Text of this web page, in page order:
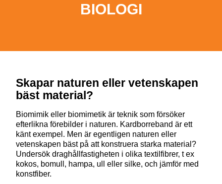
BIOLOGI
Skapar naturen eller vetenskapen
bäst material?
Biomimik eller biomimetik är teknik som försöker
efterlikna förebilder i naturen. Kardborreband är ett
känt exempel. Men är egentligen naturen eller
vetenskapen bäst på att konstruera starka material?
Undersök draghållfastigheten i olika textilfibrer, t ex
kokos, bomull, hampa, ull eller silke, och jämför med
konstfiber.